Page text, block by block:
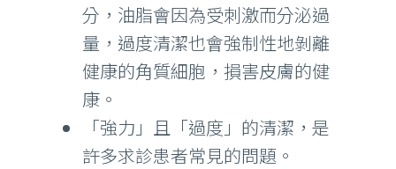
分，油脂會因為受刺激而分泌過
量，過度清潔也會強制性地剝離
健康的角質細胞，損害皮膚的健
康。
「強力」且「過度」的清潔，是
許多求診患者常見的問題。